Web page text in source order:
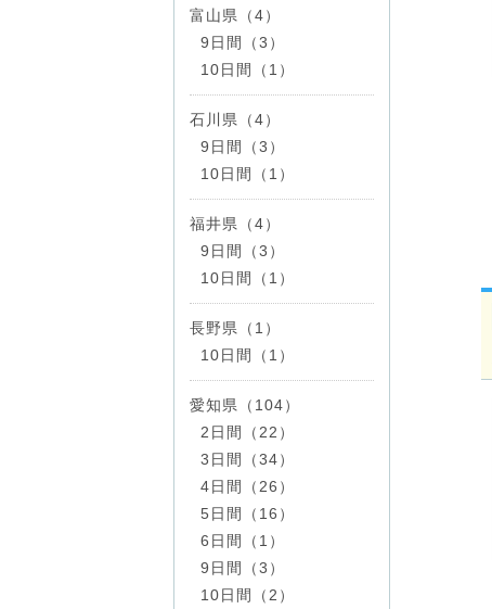
富山県（4）
9日間（3）
10日間（1）
石川県（4）
9日間（3）
10日間（1）
福井県（4）
9日間（3）
10日間（1）
長野県（1）
10日間（1）
愛知県（104）
2日間（22）
3日間（34）
4日間（26）
5日間（16）
6日間（1）
9日間（3）
10日間（2）